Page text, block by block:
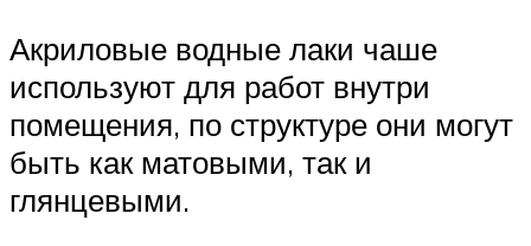
Акриловые водные лаки чаше
используют для работ внутри
помещения, по структуре они могут
быть как матовыми, так и
глянцевыми.